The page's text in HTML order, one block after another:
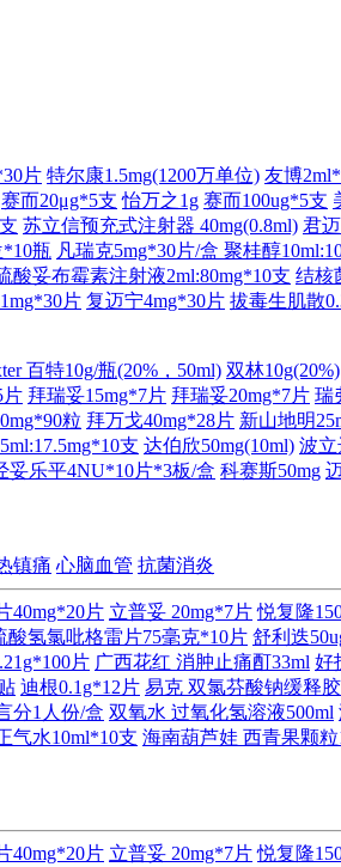
片 特尔康1.5mg(1200万单位) 友博
赛而20μg*5支 怡万之1g 赛而100ug*5支
苏立信预充式注射器 40mg(0.8ml) 君
瓶 凡瑞克5mg*30片/盒 聚桂醇
酸妥布霉素注射液2ml:80mg*10支 结核
片 复迈宁4mg*30片 拔毒生肌散
百特10g/瓶(20%，50ml) 双林10g(20%)
片 拜瑞妥15mg*7片 拜瑞妥20mg*7片 瑞
粒 拜万戈40mg*28片 新山地明
支 达伯欣50mg(10ml) 波立
妥乐平4NU*10片*3板/盒 科赛斯50mg
镇痛 心脑血管 抗菌消炎
40mg*20片 立普妥 20mg*7片 悦复隆
酸氢氯吡格雷片75毫克*10片 舒利迭
片 广西花红 消肿止痛酊33ml 好
迪根0.1g*12片 易克 双氯芬酸钠缓释
分1人份/盒 双氧水 过氧化氢溶液500ml
气水10ml*10支 海南葫芦娃 西青果颗粒
40mg*20片 立普妥 20mg*7片 悦复隆